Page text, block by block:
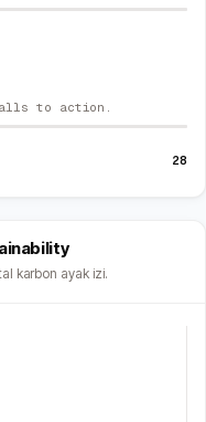
to action.
28
karbon ayak izi.